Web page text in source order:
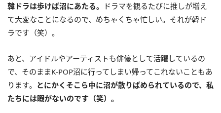
韓ドラは歩けば沼にあたる。
ドラマを観るたびに推しが増え
て大変なことになるので、めちゃくちゃ忙しい。それが韓ド
ラです（笑）。
あと、アイドルやアーティストも俳優として活躍しているの
で、そのままK-POP沼に行ってしまい帰ってこれないこともあ
ります。 とにかくそこら中に沼が散りばめられているので、私
たちには暇がないのです（笑）。